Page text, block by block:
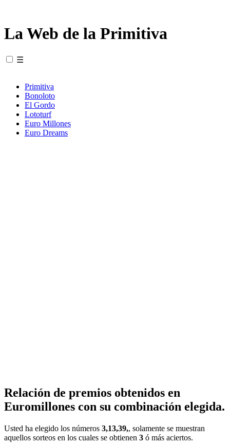
La Web de la Primitiva
☰
Primitiva
Bonoloto
El Gordo
Lototurf
Euro Millones
Euro Dreams
Relación de premios obtenidos en
Euromillones con su combinación elegida.
Usted ha elegido los números 3,13,39,, solamente se muestran
aquellos sorteos en los cuales se obtienen 3 ó más aciertos.